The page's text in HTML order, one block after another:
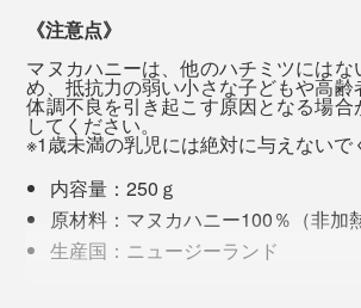
2021年1月、「ニュージーランド産ハ
「マヌカハニー」の品質にふさわしい
大切な人への贈り物にもぴったりです。
べ過ぎてしまいそう。
“いくら体に良くても、おいしくない
い”食いしん坊スタッフをざわつかせた
マヌカハニー愛用者に聞くと、「寝る
起きた時に口の中の粘つきが少ない」
炎に塗るといい」など耳寄り情報が。
《注意点》
マヌカハニーは、他のハチミツにはな
め、抵抗力の弱い小さな子どもや高齢
体調不良を引き起こす原因となる場
してください。
※1歳未満の乳児には絶対に与えないで
内容量：250ｇ
原材料：マヌカハニー100％（非加
生産国：ニュージーランド